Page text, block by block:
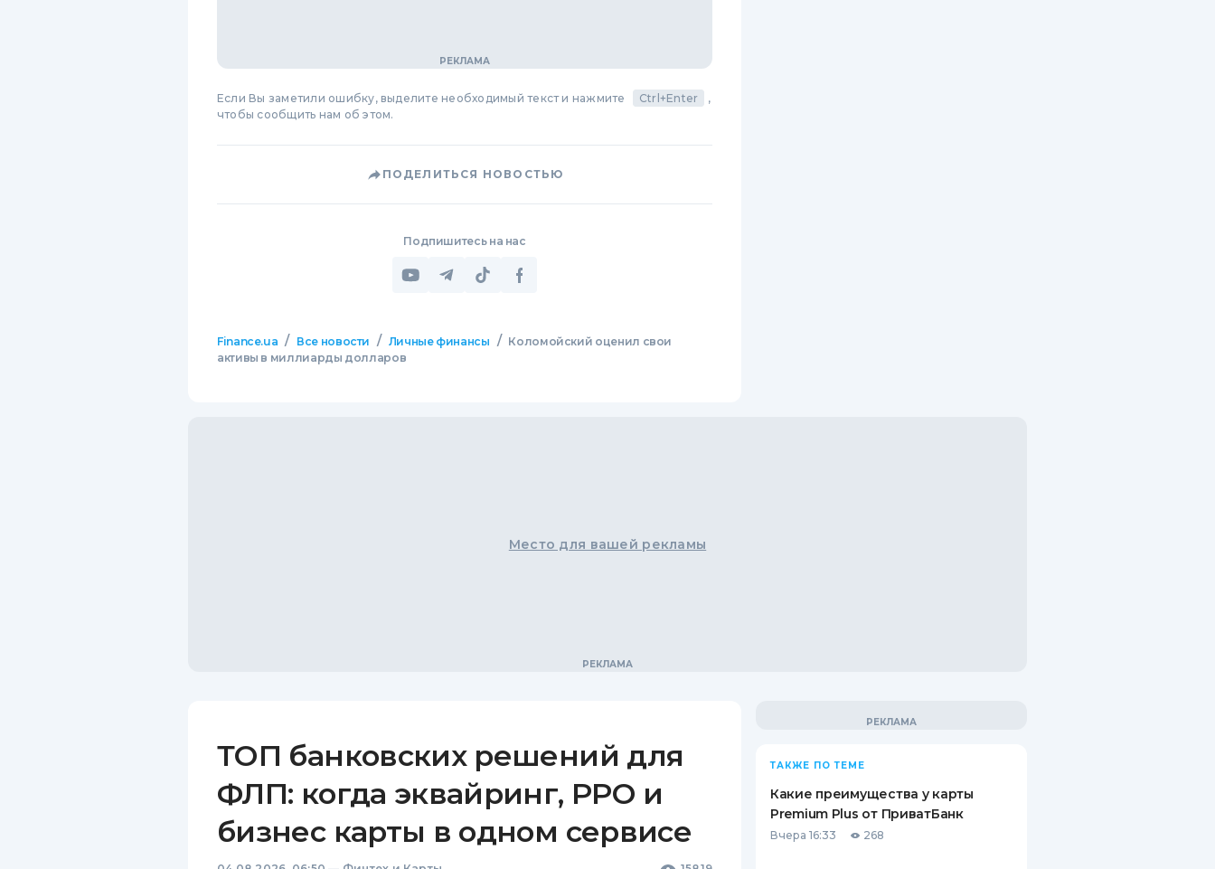
Если Вы заметили ошибку, выделите необходимый текст и нажмите Ctrl+Enter
,
чтобы сообщить нам об этом.
ПОДЕЛИТЬСЯ НОВОСТЬЮ
Подпишитесь на нас
Finance.ua / Все новости / Личные финансы / Коломойский оценил свои
активы в миллиарды долларов
Место для вашей рекламы
ТОП банковских решений для
ФЛП: когда эквайринг, РРО и
бизнес карты в одном сервисе
ТАКЖЕ ПО ТЕМЕ
Какие преимущества у карты
Premium Plus от ПриватБанк
Вчера 16:33 268